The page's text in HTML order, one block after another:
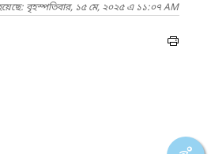
বৃহস্পতিবার, ১৫ মে, ২০২৫ এ ১১:০৭ AM